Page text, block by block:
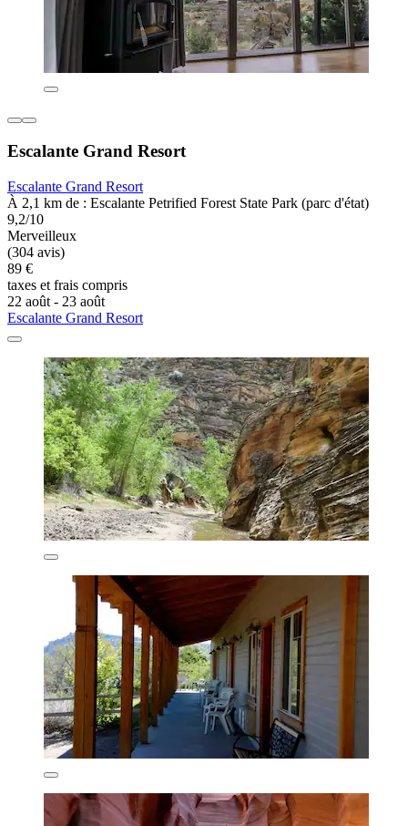
Escalante Grand Resort
Escalante Grand Resort
À 2,1 km de : Escalante Petrified Forest State Park (parc d'état)
9,2/10
Merveilleux
(304 avis)
89 €
taxes et frais compris
22 août - 23 août
Escalante Grand Resort